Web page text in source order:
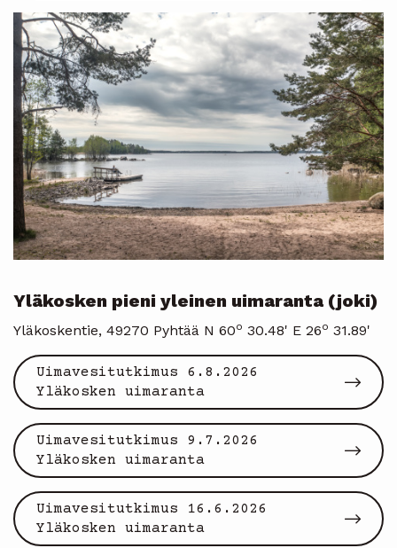
Yläkosken pieni yleinen uimaranta (joki)
Yläkoskentie, 49270 Pyhtää N 60o 30.48' E 26o 31.89'
Uimavesitutkimus 6.8.2026
Yläkosken uimaranta
Uimavesitutkimus 9.7.2026
Yläkosken uimaranta
Uimavesitutkimus 16.6.2026
Yläkosken uimaranta